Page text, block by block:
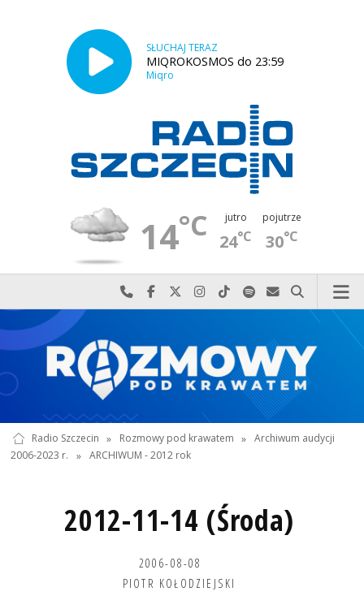
SŁUCHAJ TERAZ
MIQROKOSMOS do 23:59
Miqro
14°C jutro
24°C
pojutrze
30°C
Najlepiej po prostu do nas zadzwoń
Odwiedź nas na Facebook-u
Odwiedź nas na X
Odwiedź nas na Instagram-ie
Odwiedź nas na TikTok-u
Szukaj nas na Spotify
Wyślij do nas
Szukaj
Radio Szczecin » Rozmowy pod krawatem » Archiwum audycji
2006-2023 r.
» ARCHIWUM - 2012 rok
2012-11-14 (Środa)
2006-08-08
PIOTR KOŁODZIEJSKI